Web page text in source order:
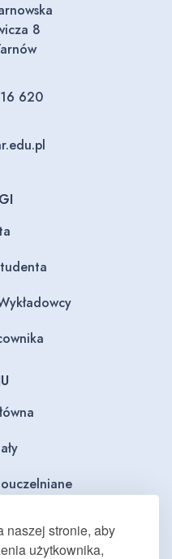
naszej stronie, aby
użytkownika,
8
620